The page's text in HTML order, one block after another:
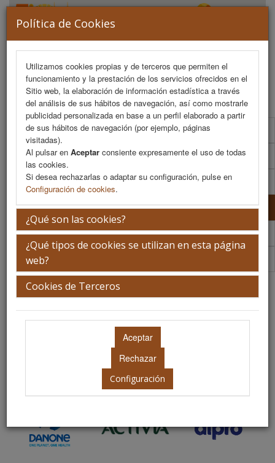
Política de Cookies
Utilizamos cookies propias y de terceros que permiten el
funcionamiento y la prestación de los servicios ofrecidos en el
Sitio web, la elaboración de información estadística a través
del análisis de sus hábitos de navegación, así como mostrarle
publicidad personalizada en base a un perfil elaborado a partir
de sus hábitos de navegación (por ejemplo, páginas
visitadas).
Al pulsar en Aceptar consiente expresamente el uso de todas
las cookies.
Si desea rechazarlas o adaptar su configuración, pulse en
Configuración de cookies.
¿Qué son las cookies?
¿Qué tipos de cookies se utilizan en esta página
web?
Cookies de Terceros
Configuración
MENU
Formulario de contacto
Plano de exposición
Normativa de envío y montaje
Patrocinadores
Colaboradores
FENIN
Patrocinadores